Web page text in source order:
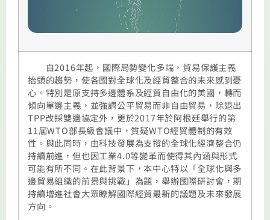
自2016年起，國際局勢變化多端，貿易保護主義
抬頭的趨勢，使各國對全球化及經貿整合的未來感到憂
心。特別是原支持多邊體系及經貿自由化的美國，轉而
傾向單邊主義，並強調公平貿易而非自由貿易，除退出
TPP改採雙邊協定外，更於2017年於阿根廷舉行的第
11屆WTO部長級會議中，質疑WTO經貿體制的有效
性。與此同時，由科技發展為支撐的全球化經濟整合仍
持續前進，但也因工業4.0等變革而使得其內涵與形式
可能有所不同。在此背景下，本中心特以「全球化與多
邊貿易組織的前景與挑戰」為題，舉辦國際研討會，期
持續增進社會大眾瞭解國際經貿最新的議題及未來發展
方向。